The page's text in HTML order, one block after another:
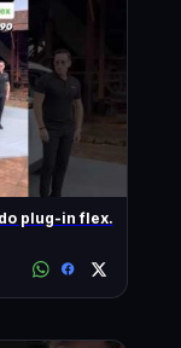
plug-in flex.